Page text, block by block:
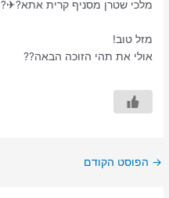
מלכי שטרן מסניף קרית אתא?✈?
מזל טוב!
אולי את תהי הזוכה הבאה??
→ הפוסט הקודם